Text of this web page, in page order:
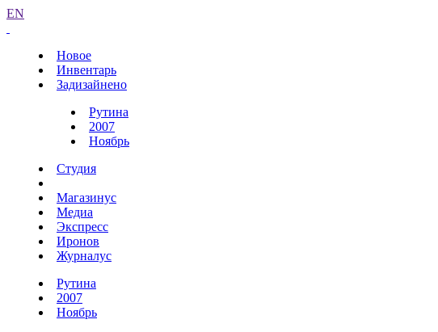
EN
Новое
Инвентарь
Задизайнено
Рутина
2007
Ноябрь
Студия
Магазинус
Медиа
Экспресс
Иронов
Журналус
Рутина
2007
Ноябрь